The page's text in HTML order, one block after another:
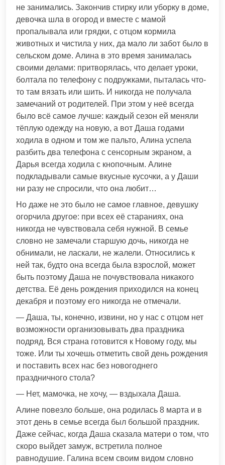
не занимались. Закончив стирку или уборку в доме,
девочка шла в огород и вместе с мамой
пропалывала или грядки, с отцом кормила
животных и чистила у них, да мало ли забот было в
сельском доме. Алина в это время занималась
своими делами: притворялась, что делает уроки,
болтала по телефону с подружками, пыталась что-
то там вязать или шить. И никогда не получала
замечаний от родителей. При этом у неё всегда
было всё самое лучше: каждый сезон ей меняли
тёплую одежду на новую, а вот Даша годами
ходила в одном и том же пальто, Алина успела
разбить два телефона с сенсорным экраном, а
Дарья всегда ходила с кнопочным. Алине
подкладывали самые вкусные кусочки, а у Даши
ни разу не спросили, что она любит…
Но даже не это было не самое главное, девушку
огорчила другое: при всех её стараниях, она
никогда не чувствовала себя нужной. В семье
словно не замечали старшую дочь, никогда не
обнимали, не ласкали, не жалели. Относились к
ней так, будто она всегда была взрослой, может
быть поэтому Даша не почувствовала никакого
детства. Её день рождения приходился на конец
декабря и поэтому его никогда не отмечали.
— Даша, ты, конечно, извини, но у нас с отцом нет
возможности организовывать два праздника
подряд. Вся страна готовится к Новому году, мы
тоже. Или ты хочешь отметить свой день рождения
и поставить всех нас без новогоднего
праздничного стола?
— Нет, мамочка, не хочу, — вздыхала Даша.
Алине повезло больше, она родилась 8 марта и в
этот день в семье всегда был большой праздник.
Даже сейчас, когда Даша сказала матери о том, что
скоро выйдет замуж, встретила полное
равнодушие. Галина всем своим видом словно